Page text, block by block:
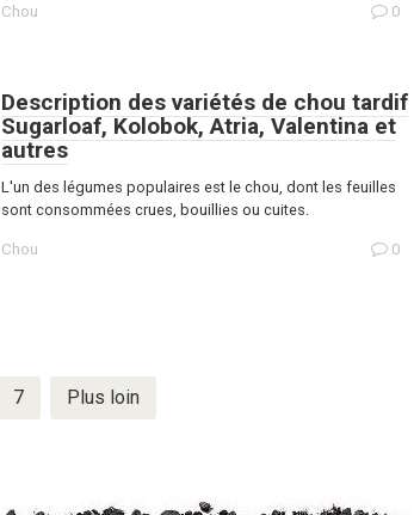
Chou 0
Description des variétés de chou tardif
Sugarloaf, Kolobok, Atria, Valentina et
autres
L'un des légumes populaires est le chou, dont les feuilles
sont consommées crues, bouillies ou cuites.
Chou 0
7 Plus loin